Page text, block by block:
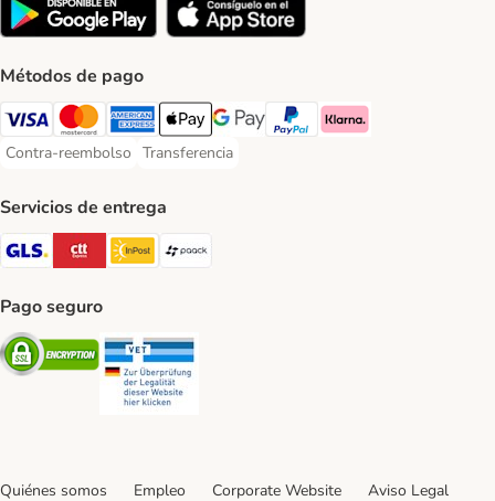
Métodos de pago
Visa Payment Method
Mastercard Payment Method
American Express Payment Method
Apple Pay Payment Method
Google Pay Payment Method
PayPal Payment Method
Klarna Payment Method
Contra-reembolso
Contra-reembolso Payment Method
Transferencia
Transferencia Payment Method
Servicios de entrega
GLS Shipping Method
CTTExpress Shipping Method
InPost Shipping Method
paack Shipping Method
Pago seguro
Security
Quiénes somos Empleo Corporate Website Aviso Legal